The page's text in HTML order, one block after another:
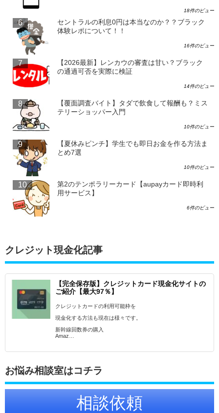
18件のビュー
セントラルの利息0円は本当なのか？？ブラック
体験レポについて！！
16件のビュー
【2026最新】レンカウの審査は甘い？ブラック
の通過可否を実際に検証
14件のビュー
【覆面調査バイト】タダで飲食して報酬も？ミス
テリーショッパー入門
10件のビュー
【夏休みピンチ】学生でも即日お金を作る方法ま
とめ7選
10件のビュー
第2のテンポラリーカード【aupayカード即時利
用サービス】
6件のビュー
クレジット現金化記事
【完全保存版】クレジットカード現金化サイトの
ご紹介【最大97％】
クレジットカードの利用可能枠を
現金化する方法も現在は様々です。
新幹線回数券の購入
Amaz…
お悩み相談室はコチラ
相談依頼